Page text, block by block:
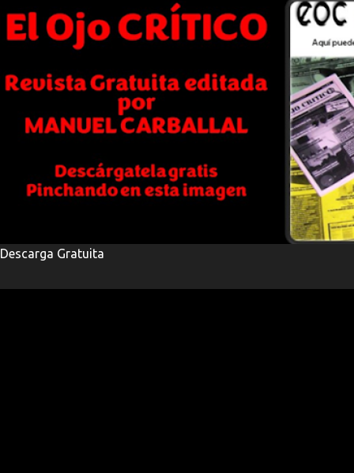
Descarga Gratuita